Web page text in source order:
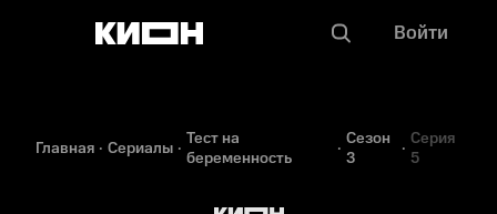
Войти
Главная Сериалы Тест на
беременность
Сезон
3
Серия
5